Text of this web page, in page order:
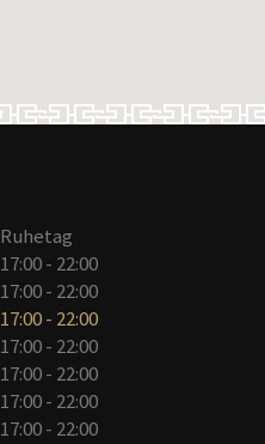
Ruhetag
17:00 - 22:00
17:00 - 22:00
17:00 - 22:00
17:00 - 22:00
17:00 - 22:00
17:00 - 22:00
17:00 - 22:00